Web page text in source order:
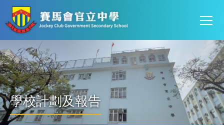
移至主內容
學校計劃及報告